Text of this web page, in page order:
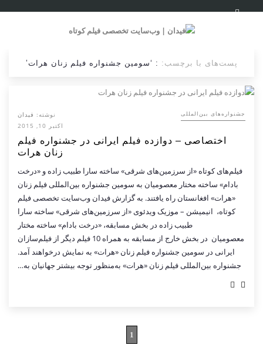
پست‌های با برچسب: : ‘سومین جشنواره فیلم زنان هرات’
‌‌جشنواره‌های بین‌المللی نوشته: فیدان
اکتبر 10, 2015
اختصاصی – دوازده فیلم ایرانی در جشنواره فیلم
زنان هرات
فیلم‌های کوتاه «از سرزمین‌های شرقی» ساخته سارا طبیب زاده و «درخت
بادام» ساخته مختار معصومیان به سومین جشنواره بین‌المللی فیلم زنان
«هرات» افغانستان راه یافتند. به گزارش فیدان وب‌سایت تخصصی فیلم
کوتاه، انیمیشن – موزیک ویدئوی «از سرزمین‌های شرقی» ساخته سارا
طبیب زاده در بخش مسابقه، «درخت بادام» ساخته مختار
معصومیان در بخش خارج از مسابقه به همراه 10 فیلم دیگر از فیلم‌سازان
ایرانی در سومین جشنواره فیلم زنان «هرات» به نمایش درخواهند آمد.
جشنواره بین‌المللی فیلم زنان «هرات» به‌منظور توجه بیشتر جهانیان به…
1